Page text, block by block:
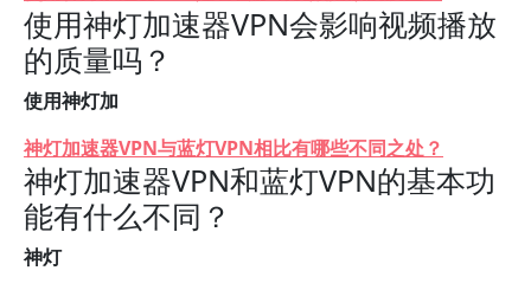
使用神灯加速器VPN会影响视频播放
的质量吗？
使用神灯加
神灯加速器VPN与蓝灯VPN相比有哪些不同之处？
神灯加速器VPN和蓝灯VPN的基本功
能有什么不同？
神灯